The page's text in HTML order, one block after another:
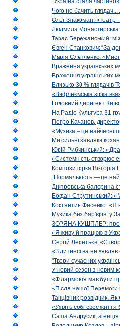
"Україна стала
Чого не бачить
Олег Злакоман: «Театр
Людмила Монастирська
Тарас Бережанський:
Євген Станкович: “За
Марія Слєпченко:
Враження українських
Враження українських
Близько 30 %
«Вифлеємська зірка
Головний диригент
На Радіо Культура 31
Петро Качанов,
«Музика – це
Ми сильні завдяки
Юрій Рибчинський:
«Системність створює
Композиторка
“Нормальність — це
Дніпровська балерина
Богдан Струтинський:
Костянтин Фесенко: «Я
Музика без бар'єрів: у
ЗОРЯНА КУШПЛЕР: про
«Я живу й працюю в
Сергій Леонтьєв:
«З дитинства не уявляв
"Твори сучасних
У новий сезон з новим
«Філармонія має бути
«Після нашої Перемоги
Танцівник-розвідник.
«Уявіть собі своє
Саша Андрусик,